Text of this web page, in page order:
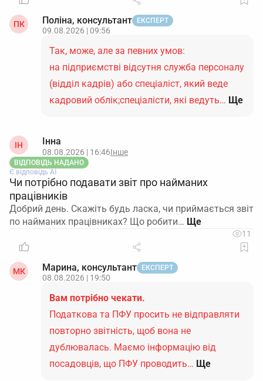
ПК Поліна, консультант ЕКСПЕРТ
09.08.2026 | 09:56
Так, може, але за певних умов:
на підприємстві відсутня служба персоналу
(відділ кадрів) або спеціаліст, який веде
кадровий облік;спеціалісти, які ведуть… Ще
ІН Інна
08.08.2026 | 16:46Інше
ВІДПОВІДЬ НАДАНО
Є відповідь АІ
Чи потрібно подавати звіт про найманих
працівників
Добрий день. Скажіть будь ласка, чи приймається звіт
по найманих працівниках? Що робити…
11
МК Марина, консультант ЕКСПЕРТ
08.08.2026 | 19:50
Вам потрібно чекати.
Податкова та ПФУ просить не відправляти
повторно звітність, щоб вона не
дублювалась. Маємо інформацію від
посадовців, що ПФУ проводить… Ще